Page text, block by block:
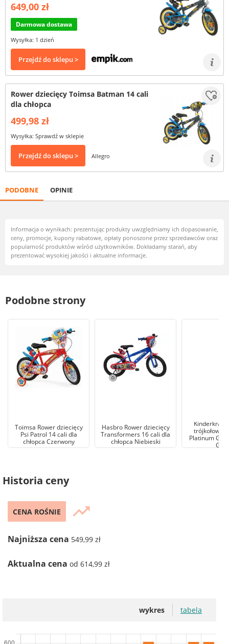
649,00 zł
Darmowa dostawa
Wysyłka: 1 dzień
Przejdź do sklepu >
Rower dziecięcy Toimsa Batman 14 cali
dla chłopca
499,98 zł
Wysyłka: Sprawdź w sklepie
Przejdź do sklepu > Allegro
PODOBNE OPINIE
Informacja o wynikach: prezentując produkty uwzględniamy ich dopasowanie,
ceny, promocje, kupony rabatowe, opłaty ponoszone przez sprzedawców oraz
popularność produktów wśród użytkowników. Dokładamy starań, aby
prezentować wysokiej jakości i aktualne informacje.
Podobne strony
Toimsa Rower dziecięcy
Psi Patrol 14 cali dla
chłopca Czerwony
Hasbro Rower dziecięcy
Transformers 16 cali dla
chłopca Niebieski
Kinderkraft
trójkołowy
Platinum
Grey
Historia ceny
CENA ROŚNIE trending_up
Najniższa cena 549,99 zł
Aktualna cena od 614,99 zł
wykres tabela